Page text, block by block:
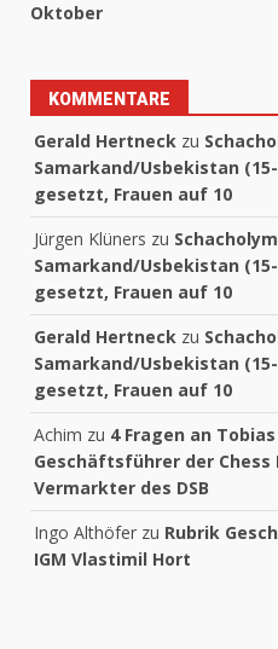
Oktober
KOMMENTARE
Gerald Hertneck zu
Samarkand/Usbekistan
gesetzt, Frauen auf 10
Jürgen Klüners zu
Samarkand/Usbekistan
gesetzt, Frauen auf 10
Gerald Hertneck zu
Samarkand/Usbekistan
gesetzt, Frauen auf 10
Achim zu 4 Fragen an
Geschäftsführer der Chess
Vermarkter des DSB
Ingo Althöfer zu Rubrik
IGM Vlastimil Hort